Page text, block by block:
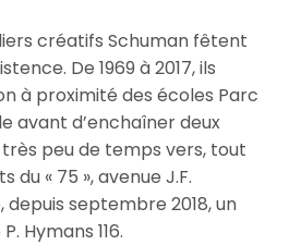
créatifs Schuman fêtent
De 1969 à 2017, ils
à proximité des écoles Parc
avant d’enchaîner deux
peu de temps vers, tout
du « 75 », avenue J.F.
septembre 2018, un
Hymans 116.